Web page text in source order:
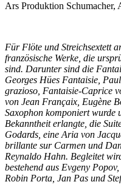
Ars Produktion
Für Flöte und Streichsextett
französische Werke, die
sind. Darunter sind die
Georges Hües Fantaisie,
grazioso, Fantaisie-Caprice
von Jean Françaix, Eugène
Saxophon komponiert wurde
Bekanntheit erlangte, die
Godards, eine Aria von
brillante sur Carmen und
Reynaldo Hahn. Begleitet
bestehend aus Evgeny
Robin Porta, Jan Pas und